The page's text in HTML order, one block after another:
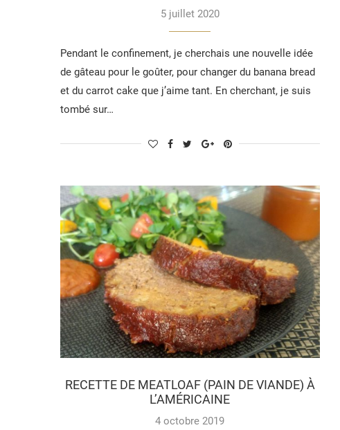
5 juillet 2020
Pendant le confinement, je cherchais une nouvelle idée
de gâteau pour le goûter, pour changer du banana bread
et du carrot cake que j’aime tant. En cherchant, je suis
tombé sur…
RECETTE DE MEATLOAF (PAIN DE VIANDE) À
L’AMÉRICAINE
4 octobre 2019